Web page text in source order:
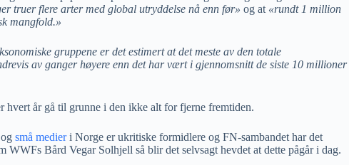
truer flere arter med global utryddelse nå enn før» og at «rundt 1 million
mangfold.»
gruppene er det estimert at det meste av den totale
av ganger høyere enn det har vært i gjennomsnitt de siste 10 millioner
hvert år gå til grunne i den ikke alt for fjerne fremtiden.
små medieri Norge er ukritiske formidlere og FN-sambandet har det
Bård Vegar Solhjell så blir det selvsagt hevdet at dette pågår i dag.